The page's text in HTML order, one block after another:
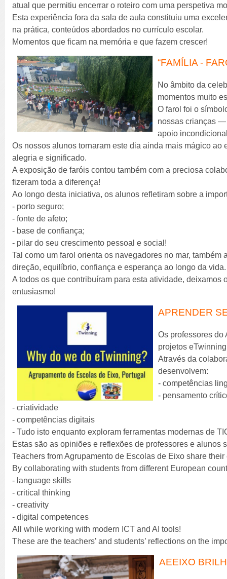
atual que permitiu encerrar o roteiro com uma perspetiva
Esta experiência fora da sala de aula constituiu uma
na prática, conteúdos abordados no currículo escolar.
Momentos que ficam na memória e que fazem crescer!
“FAMÍLIA -
No âmbito da
momentos muito
O farol foi o
nossas crianças —
apoio
Os nossos alunos tornaram este dia ainda mais mágico
alegria e significado.
A exposição de faróis contou também com a preciosa
fizeram toda a diferença!
Ao longo desta iniciativa, os alunos refletiram sobre a
- porto seguro;
- fonte de afeto;
- base de confiança;
- pilar do seu crescimento pessoal e social!
Tal como um farol orienta os navegadores no mar,
direção, equilíbrio, confiança e esperança ao longo da vida.
A todos os que contribuíram para esta atividade,
entusiasmo!
APRENDER
Os professores
projetos
Através da
desenvolvem:
- competências
- pensamento
- criatividade
- competências digitais
- Tudo isto enquanto exploram ferramentas modernas de
Estas são as opiniões e reflexões de professores e
Teachers from Agrupamento de Escolas de Eixo share
By collaborating with students from different European
- language skills
- critical thinking
- creativity
- digital competences
All while working with modern ICT and AI tools!
These are the teachers’ and students’ reflections on the
AEEIXO